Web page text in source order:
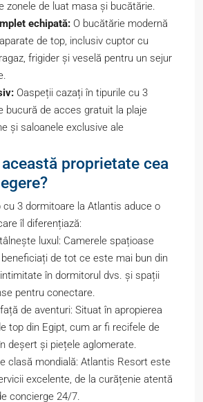
zonele de luat masa și bucătărie.
echipată: O bucătărie modernă
de top, inclusiv cuptor cu
frigider și veselă pentru un sejur
Oaspeții cazați în tipurile cu 3
bucură de acces gratuit la plaje
și saloanele exclusive ale
proprietate cea
cu 3 dormitoare la Atlantis aduce o
îl diferențiază:
luxul: Camerele spațioase
de tot ce este mai bun din
în dormitorul dvs. și spații
pentru conectare.
de aventuri: Situat în apropierea
top din Egipt, cum ar fi recifele de
deșert și piețele aglomerate.
clasă mondială: Atlantis Resort este
excelente, de la curățenie atentă
concierge 24/7.